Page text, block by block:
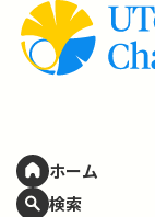
ホーム
検索